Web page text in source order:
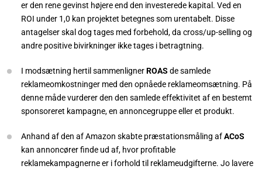
er den rene gevinst højere end den investerede kapital. Ved en
ROI under 1,0 kan projektet betegnes som urentabelt. Disse
antagelser skal dog tages med forbehold, da cross/up-selling og
andre positive bivirkninger ikke tages i betragtning.
I modsætning hertil sammenlignerROAS de samlede
reklameomkostninger med den opnåede reklameomsætning. På
denne måde vurderer den den samlede effektivitet af en bestemt
sponsoreret kampagne, en annoncegruppe eller et produkt.
Anhand af den af Amazon skabte præstationsmåling afACoS
kan annoncører finde ud af, hvor profitable
reklamekampagnerne er i forhold til reklameudgifterne. Jo lavere